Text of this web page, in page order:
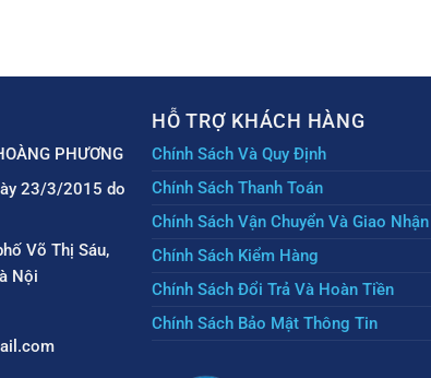
PHƯƠNG
23/3/2015 do
Võ Thị Sáu,
Nội
HỖ TRỢ KHÁCH HÀNG
Chính Sách Và Quy Định
Chính Sách Thanh Toán
Chính Sách Vận Chuyển Và Giao Nhận
Chính Sách Kiểm Hàng
Chính Sách Đổi Trả Và Hoàn Tiền
Chính Sách Bảo Mật Thông Tin